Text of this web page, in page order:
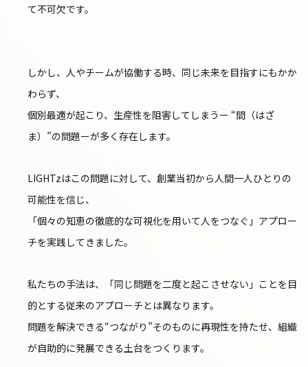
て不可欠です。
しかし、人やチームが協働する時、同じ未来を目指すにもかか
わらず、
個別最適が起こり、生産性を阻害してしまうー “間（はざ
ま）”の問題ーが多く存在します。
LIGHTzはこの問題に対して、創業当初から人間一人ひとりの
可能性を信じ、
「個々の知恵の徹底的な可視化を用いて人をつなぐ」アプロー
チを実践してきました。
私たちの手法は、「同じ問題を二度と起こさせない」ことを目
的とする従来のアプローチとは異なります。
問題を解決できる“つながり”そのものに再現性を持たせ、組織
が自助的に発展できる土台をつくります。